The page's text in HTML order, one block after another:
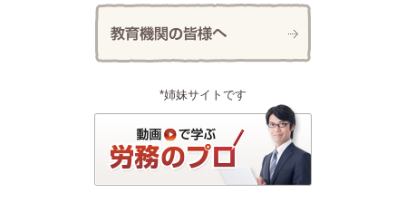
*姉妹サイトです